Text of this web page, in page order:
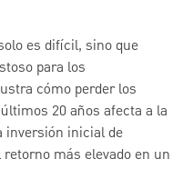
es difícil, sino que
para los
cómo perder los
20 años afecta a la
inversión inicial de
más elevado en un